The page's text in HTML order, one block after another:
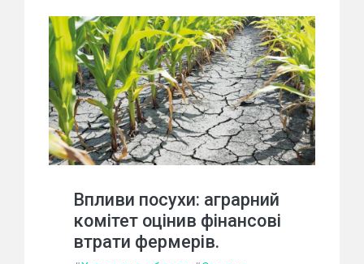
Впливи посухи: аграрний
комітет оцінив фінансові
втрати фермерів.